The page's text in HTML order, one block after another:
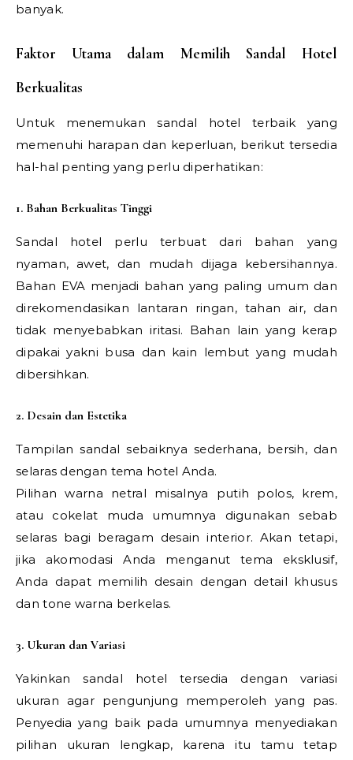
banyak.
Faktor Utama dalam Memilih Sandal Hotel
Berkualitas
Untuk menemukan sandal hotel terbaik yang
memenuhi harapan dan keperluan, berikut tersedia
hal-hal penting yang perlu diperhatikan:
1. Bahan Berkualitas Tinggi
Sandal hotel perlu terbuat dari bahan yang
nyaman, awet, dan mudah dijaga kebersihannya.
Bahan EVA menjadi bahan yang paling umum dan
direkomendasikan lantaran ringan, tahan air, dan
tidak menyebabkan iritasi. Bahan lain yang kerap
dipakai yakni busa dan kain lembut yang mudah
dibersihkan.
2. Desain dan Estetika
Tampilan sandal sebaiknya sederhana, bersih, dan
selaras dengan tema hotel Anda.
Pilihan warna netral misalnya putih polos, krem,
atau cokelat muda umumnya digunakan sebab
selaras bagi beragam desain interior. Akan tetapi,
jika akomodasi Anda menganut tema eksklusif,
Anda dapat memilih desain dengan detail khusus
dan tone warna berkelas.
3. Ukuran dan Variasi
Yakinkan sandal hotel tersedia dengan variasi
ukuran agar pengunjung memperoleh yang pas.
Penyedia yang baik pada umumnya menyediakan
pilihan ukuran lengkap, karena itu tamu tetap